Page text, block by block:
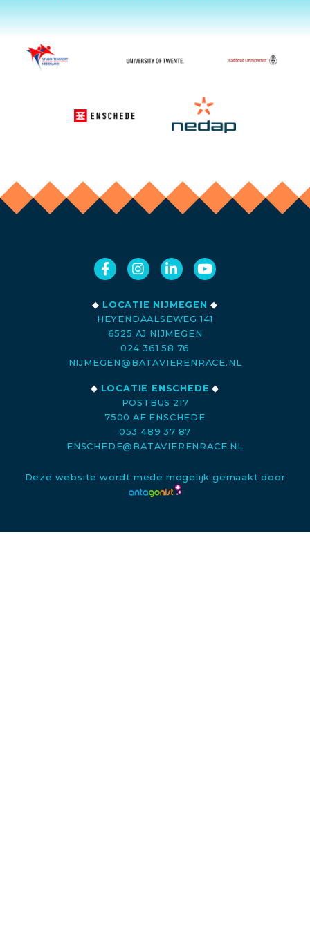
◆ LOCATIE NIJMEGEN ◆
HEYENDAALSEWEG 141
6525 AJ NIJMEGEN
024 361 58 76
NIJMEGEN@BATAVIERENRACE.NL
◆ LOCATIE ENSCHEDE ◆
POSTBUS 217
7500 AE ENSCHEDE
053 489 37 87
ENSCHEDE@BATAVIERENRACE.NL
Deze website wordt mede mogelijk gemaakt door